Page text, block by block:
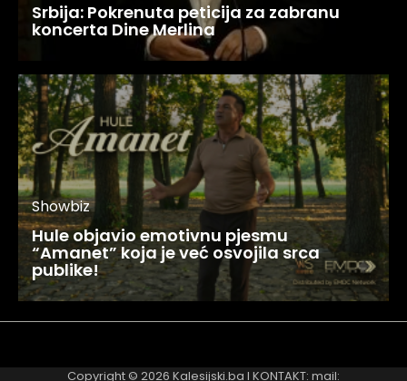
Srbija: Pokrenuta peticija za zabranu
koncerta Dine Merlina
Showbiz
Hule objavio emotivnu pjesmu
“Amanet” koja je već osvojila srca
publike!
Copyright © 2026 Kalesijski.ba I KONTAKT: mail: